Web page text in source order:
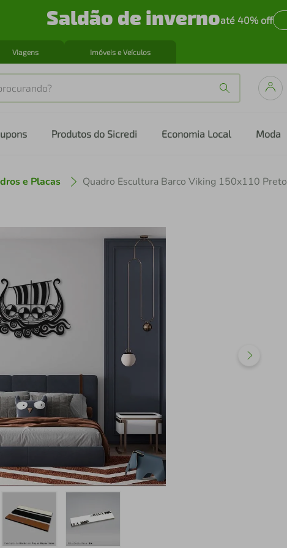
Saldão de invernoaté 40% off
Viagens Imóveis e Veículos
Produtos do Sicredi Economia Local Moda
e Placas Quadro Escultura Barco Viking 150x110 Preto